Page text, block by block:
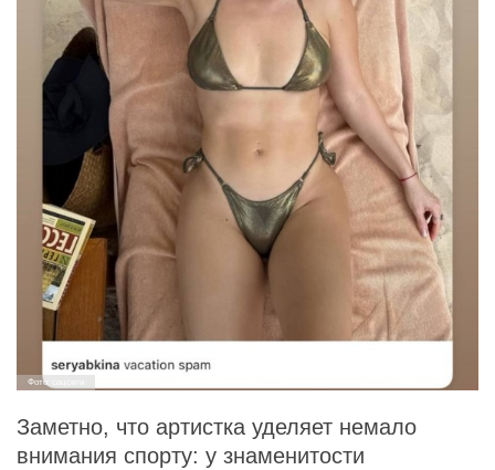
Фото: соцсети
Заметно, что артистка уделяет немало
внимания спорту: у знаменитости